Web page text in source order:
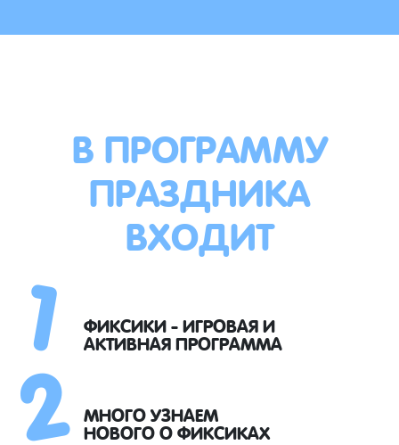
В ПРОГРАММУ
ПРАЗДНИКА
ВХОДИТ
ФИКСИКИ - ИГРОВАЯ И
АКТИВНАЯ ПРОГРАММА
МНОГО УЗНАЕМ
НОВОГО О ФИКСИКАХ